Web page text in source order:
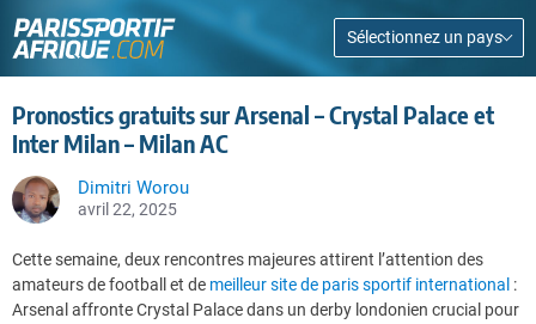
Sélectionnez un pays
Pronostics gratuits sur Arsenal – Crystal Palace et
Inter Milan – Milan AC
Dimitri Worou
avril 22, 2025
Cette semaine, deux rencontres majeures attirent l’attention des
amateurs de football et de meilleur site de paris sportif international :
Arsenal affronte Crystal Palace dans un derby londonien crucial pour